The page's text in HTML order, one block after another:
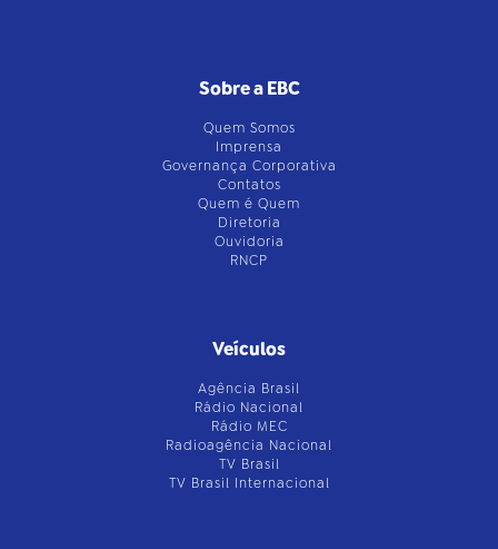
Sobre a EBC
Quem Somos
Imprensa
Governança Corporativa
Contatos
Quem é Quem
Diretoria
Ouvidoria
RNCP
Veículos
Agência Brasil
Rádio Nacional
Rádio MEC
Radioagência Nacional
TV Brasil
TV Brasil Internacional